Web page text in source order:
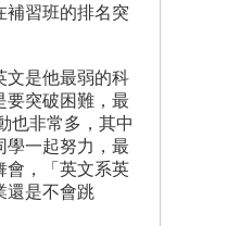
補習班的排名突
文是他最弱的科
要突破困難，最
也非常多，其中
學一起努力，最
會，「英文系英
還是不會跳